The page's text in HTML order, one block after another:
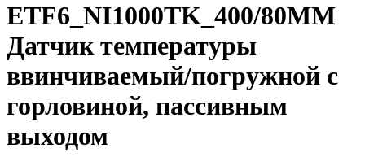
ETF6_NI1000TK_400/80MM
Датчик температуры
ввинчиваемый/погружной с
горловиной, пассивным
выходом